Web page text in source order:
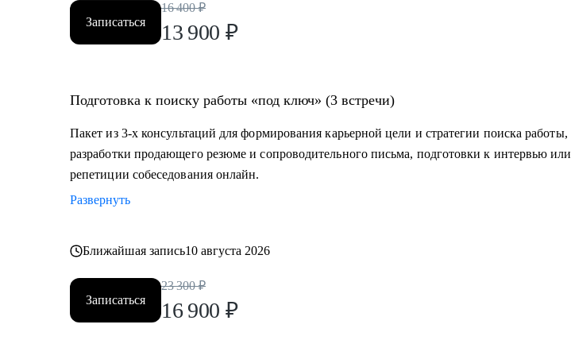
Записаться
16 400 ₽
13 900 ₽
Подготовка к поиску работы «под ключ» (3 встречи)
Пакет из 3-х консультаций для формирования карьерной цели и стратегии поиска работы,
разработки продающего резюме и сопроводительного письма, подготовки к интервью или
репетиции собеседования онлайн.
Развернуть
Ближайшая запись10 августа 2026
Записаться
23 300 ₽
16 900 ₽